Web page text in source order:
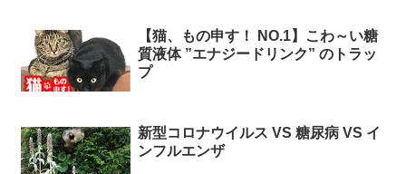
【猫、もの申す！ NO.1】こわ～い糖
質液体 ”エナジードリンク” のトラッ
プ
新型コロナウイルス VS 糖尿病 VS イ
ンフルエンザ